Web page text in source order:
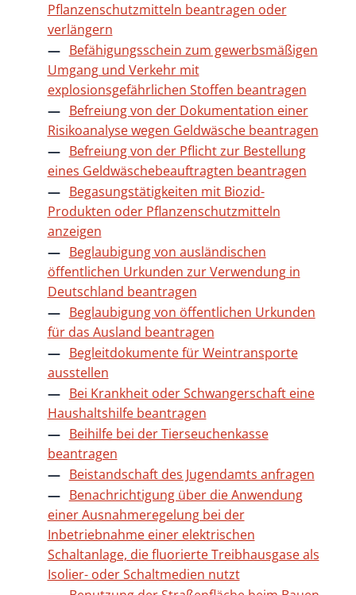
Pflanzenschutzmitteln beantragen oder
verlängern
Befähigungsschein zum gewerbsmäßigen
Umgang und Verkehr mit
explosionsgefährlichen Stoffen beantragen
Befreiung von der Dokumentation einer
Risikoanalyse wegen Geldwäsche beantragen
Befreiung von der Pflicht zur Bestellung
eines Geldwäschebeauftragten beantragen
Begasungstätigkeiten mit Biozid-
Produkten oder Pflanzenschutzmitteln
anzeigen
Beglaubigung von ausländischen
öffentlichen Urkunden zur Verwendung in
Deutschland beantragen
Beglaubigung von öffentlichen Urkunden
für das Ausland beantragen
Begleitdokumente für Weintransporte
ausstellen
Bei Krankheit oder Schwangerschaft eine
Haushaltshilfe beantragen
Beihilfe bei der Tierseuchenkasse
beantragen
Beistandschaft des Jugendamts anfragen
Benachrichtigung über die Anwendung
einer Ausnahmeregelung bei der
Inbetriebnahme einer elektrischen
Schaltanlage, die fluorierte Treibhausgase als
Isolier- oder Schaltmedien nutzt